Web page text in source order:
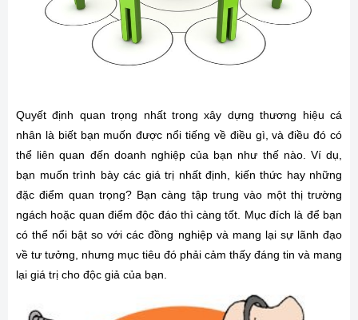
Quyết định quan trọng nhất trong xây dựng thương hiệu cá
nhân là biết bạn muốn được nổi tiếng về điều gì, và điều đó có
thể liên quan đến doanh nghiệp của bạn như thế nào. Ví dụ,
bạn muốn trình bày các giá trị nhất định, kiến thức hay những
đặc điểm quan trọng? Bạn càng tập trung vào một thị trường
ngách hoặc quan điểm độc đáo thì càng tốt. Mục đích là để bạn
có thể nổi bật so với các đồng nghiệp và mang lại sự lãnh đạo
về tư tưởng, nhưng mục tiêu đó phải cảm thấy đáng tin và mang
lại giá trị cho độc giả của bạn.